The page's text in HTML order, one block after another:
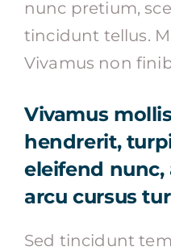
nunc pretium,
tincidunt tellus.
Vivamus non
Vivamus
hendrerit,
eleifend nunc,
arcu cursus
Sed tincidunt